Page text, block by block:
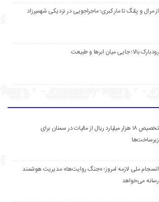
از مرال و پلنگ تا مار کبری؛ ماجراجویی در نزدیکی شهمیرزاد
رودبارک بالا؛ جایی میان ابرها و طبیعت
تخصیص ۱۸ هزار میلیارد ریال از مالیات در سمنان برای
زیرساخت‌ها
انسجام ملی لازمه امروز؛ «جنگ روایت‌ها» مدیریت هوشمند
رسانه می‌خواهد